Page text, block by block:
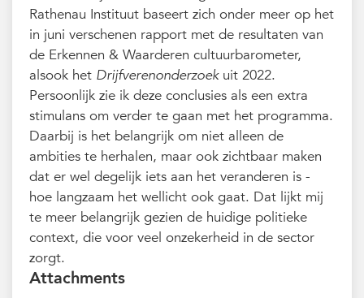
Rathenau Instituut baseert zich onder meer op het
in juni verschenen rapport met de resultaten van
de Erkennen & Waarderen cultuurbarometer,
alsook het Drijfverenonderzoekuit 2022.
Persoonlijk zie ik deze conclusies als een extra
stimulans om verder te gaan met het programma.
Daarbij is het belangrijk om niet alleen de
ambities te herhalen, maar ook zichtbaar maken
dat er wel degelijk iets aan het veranderen is -
hoe langzaam het wellicht ook gaat. Dat lijkt mij
te meer belangrijk gezien de huidige politieke
context, die voor veel onzekerheid in de sector
zorgt.
Attachments